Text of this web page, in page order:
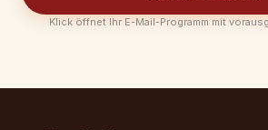
Klick öffnet Ihr E-Mail-Programm mit